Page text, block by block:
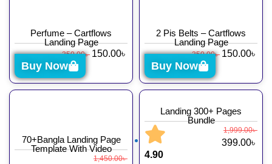
Perfume – Cartflows
Landing Page
350.00৳ 150.00৳
Buy Now
2 Pis Belts – Cartflows
Landing Page
350.00৳ 150.00৳
Buy Now
70+Bangla Landing Page
Template With Video
1,450.00৳
Landing 300+ Pages
Bundle
4.90
1,999.00৳
399.00৳